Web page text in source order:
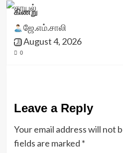
கிணறு
ஜே.எம்.சாலி
August 4, 2026
0
Leave a Reply
Your email address will not
fields are marked *